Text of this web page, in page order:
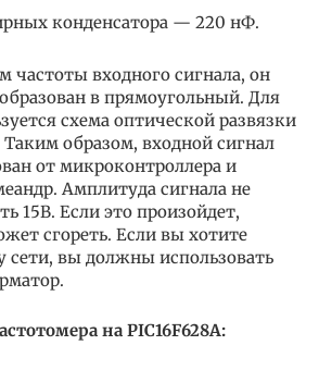
конденсатора — 220 нФ.
частоты входного сигнала, он
в прямоугольный. Для
схема оптической развязки
образом, входной сигнал
от микроконтроллера и
Амплитуда сигнала не
15В. Если это произойдет,
сгореть. Если вы хотите
сети, вы должны использовать
на PIC16F628A: